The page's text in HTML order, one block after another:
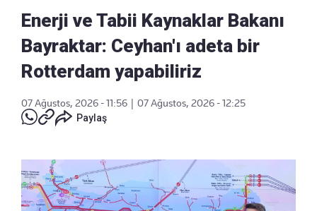
Enerji ve Tabii Kaynaklar Bakanı
Bayraktar: Ceyhan'ı adeta bir
Rotterdam yapabiliriz
07 Ağustos, 2026 - 11:56
07 Ağustos, 2026 - 12:25
Paylaş